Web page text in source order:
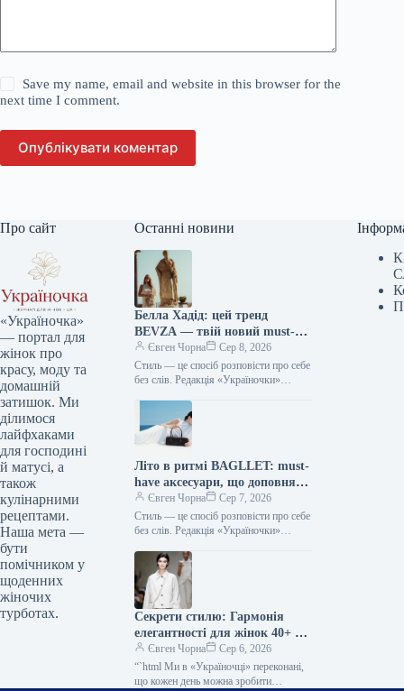
Save my name, email and website in this browser for the
next time I comment.
Опублікувати коментар
Про сайт
«Україночка»
— портал для
жінок про
красу, моду та
домашній
затишок. Ми
ділимося
лайфхаками
для господині
й матусі, а
також
кулінарними
рецептами.
Наша мета —
бути
помічником у
щоденних
жіночих
турботах.
Останні новини
Белла Хадід: цей тренд
BEVZA — твій новий must-
have сезону!
Євген Чорна
Сер 8, 2026
Стиль — це спосіб розповісти про себе
без слів. Редакція «Україночки»
тенденціями, і сьогодні ми
підготували…
Літо в ритмі BAGLLET: must-
have аксесуари, що доповнять
твій фешн-образ
Євген Чорна
Сер 7, 2026
Стиль — це спосіб розповісти про себе
без слів. Редакція «Україночки»
тенденціями, і сьогодні ми
підготували…
Секрети стилю: Гармонія
елегантності для жінок 40+ від
топ-стилістки
Євген Чорна
Сер 6, 2026
“`html Ми в «Україночці» переконані,
що кожен день можна зробити